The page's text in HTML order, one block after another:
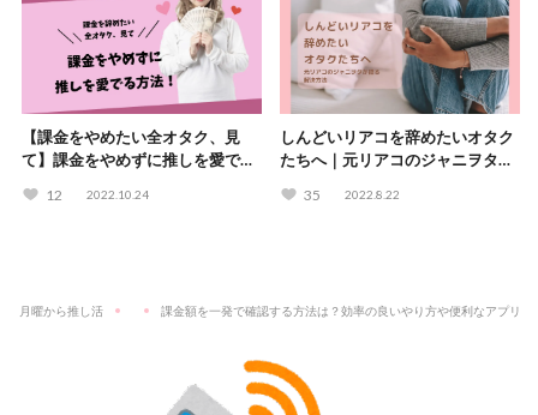
【課金をやめたい全オタク、見
て】課金をやめずに推しを愛でる
12 2022.10.24
しんどいリアコを辞めたいオタク
たちへ｜元リアコのジャニヲタが
35 2022.8.22
月曜から推し活 課金額を一発で確認する方法は？効率の良いやり方や便利なアプリも